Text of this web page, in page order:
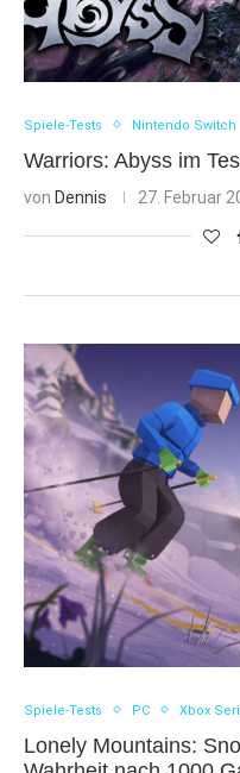
Spiele-Tests Nintendo Switch
Warriors: Abyss im
von Dennis 27. Februar
Spiele-Tests PC Xbox
Lonely Mountains: